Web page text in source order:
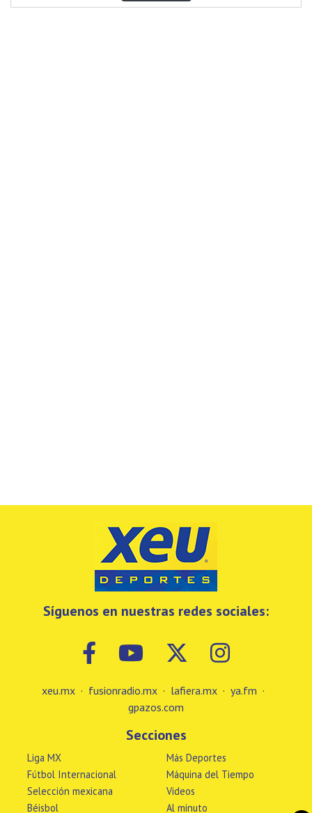
Síguenos en nuestras redes sociales:
xeu.mx · fusionradio.mx · lafiera.mx · ya.fm ·
gpazos.com
Secciones
Liga MX
Fútbol Internacional
Selección mexicana
Béisbol
Más Deportes
Máquina del Tiempo
Videos
Al minuto